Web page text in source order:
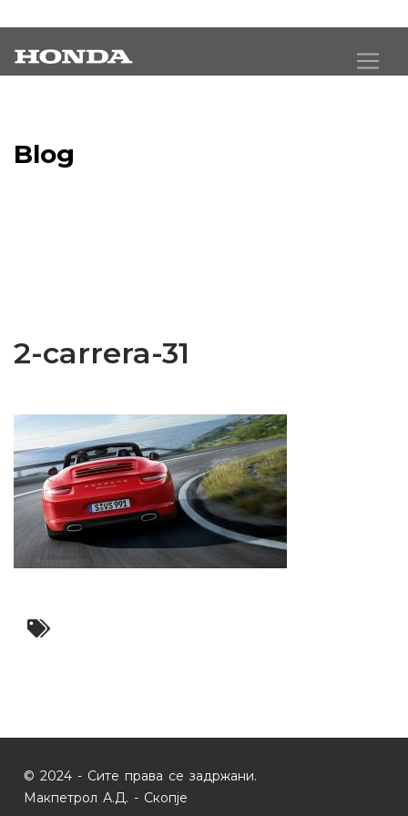
Blog
2-carrera-31
© 2024 - Сите права се задржани.
Макпетрол А.Д. - Скопје